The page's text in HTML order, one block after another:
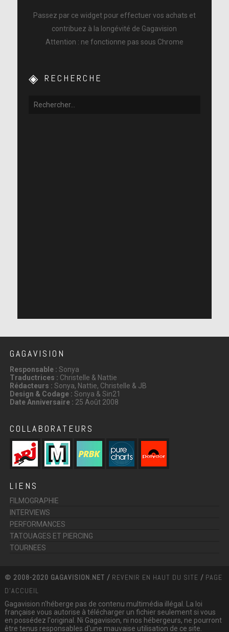
Passez par ce widget pour effectuer vos achats et
contribuez à la longévité de Gagavision
Attention : ne fonctionne pas sous Chrome
RECHERCHE
GAGAVISION
Responsable : Sonya
Traductrices : Christelle & Nattie
Rédacteurs : Sonya, Nattie, Christelle & JB
Design & Codage : Sonya & Sin21
Date Anniversaire : 25 Août 2008
COLLABORATEURS
LIENS
FILMOGRAPHIE
INTERVIEWS
PERFORMANCES
TATOUAGES ET PIERCING
TOURNEES
© 2008-2020 GAGAVISION.NET / REVENIR EN HAUT DU SITE / PAGE
D'ACCUEIL
Gagavision n'héberge pas de contenu multimédia illégal. La loi
française vous autorise à télécharger un fichier seulement si vous
en possédez l'original. Ni Gagavision, ni nos hébergeurs, ne pourront
être tenus responsables d'une mauvaise utilisation de ce site.